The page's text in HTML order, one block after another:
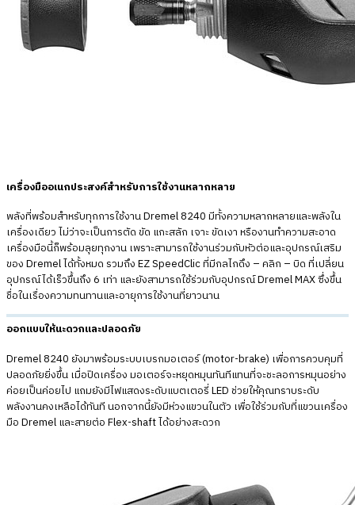
เครื่องมืออเนกประสงค์สำหรับการใช้งานหลากหลาย
พลังที่พร้อมสำหรับทุกการใช้งาน Dremel 8240 มีทั้งความหลากหลายและพลังใน
เครื่องเดียว ไม่ว่าจะเป็นการตัด ขัด แกะสลัก เจาะ ขัดเงา หรืองานทำความสะอาด
เครื่องมือนี้ก็พร้อมลุยทุกงาน เพราะสามารถใช้งานร่วมกับหัวต่อและอุปกรณ์เสริม
ของ Dremel ได้ทั้งหมด รวมถึง EZ SpeedClic ที่มีกลไกดึง – คลิก – บิด ที่เปลี่ยน
อุปกรณ์ได้เร็วขึ้นถึง 6 เท่า และยังสามารถใช้ร่วมกับอุปกรณ์ Dremel MAX ซึ่งขึ้น
ชื่อในเรื่องความทนทานและอายุการใช้งานที่ยาวนาน
ออกแบบให้นะดวกและปลอดภัย
Dremel 8240 ยังมาพร้อมระบบเบรกมอเตอร์ (motor-brake) เพื่อการควบคุมที่
ปลอดภัยยิ่งขึ้น เมื่อปิดเครื่อง มอเตอร์จะหยุดหมุนทันทีแทนที่จะชะลอการหมุนอย่าง
ค่อยเป็นค่อยไป แถมยังมีไฟแสดงระดับแบตเตอรี่ LED ช่วยให้คุณทราบระดับ
พลังงานคงเหลือได้ทันที นอกจากนี้ยังมีห่วงแขวนในตัว เพื่อใช้ร่วมกับที่แขวนเครื่อง
มือ Dremel และสายต่อ Flex-shaft ได้อย่างสะดวก